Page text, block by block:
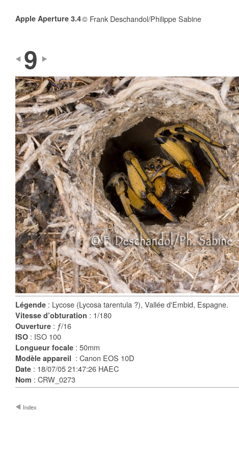
Apple Aperture 3.4© Frank Deschandol/Philippe Sabine
9
Légende : Lycose (Lycosa tarentula ?), Vallée d'Embid, Espagne.
Vitesse d’obturation : 1/180
Ouverture : ƒ/16
ISO : ISO 100
Longueur focale : 50mm
Modèle appareil : Canon EOS 10D
Date : 18/07/05 21:47:26 HAEC
Nom : CRW_0273
Index